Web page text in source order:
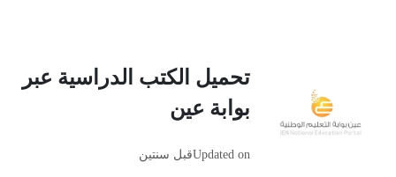
تحميل الكتب الدراسية عبر
بوابة عين
Updated onقبل سنتين